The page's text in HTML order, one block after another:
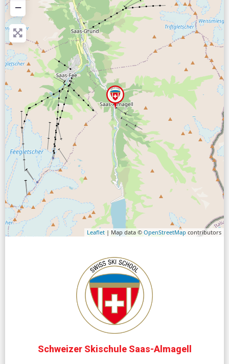
−
Leaflet | Map data © OpenStreetMap contributors
Schweizer Skischule Saas-Almagell